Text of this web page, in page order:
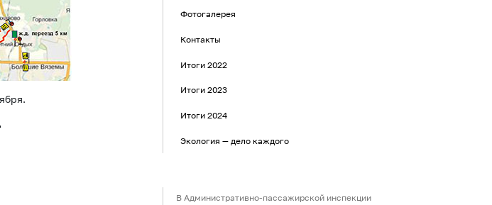
Фотогалерея
Контакты
Итоги 2022
Итоги 2023
Итоги 2024
Экология — дело каждого
В Административно-пассажирской инспекции